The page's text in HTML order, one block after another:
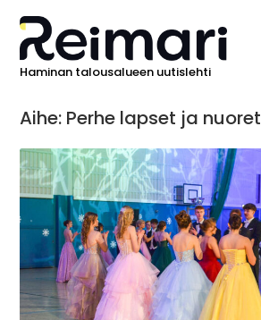
Haminan talousalueen uutislehti
Aihe: Perhe lapset ja nuoret